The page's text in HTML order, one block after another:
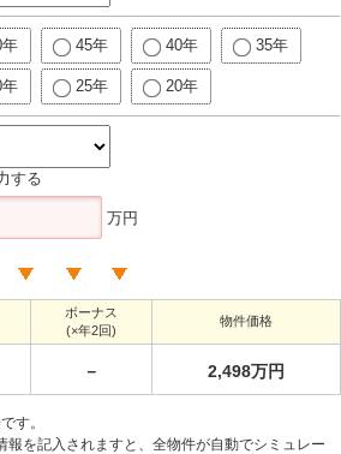
45年 40年 35年
25年 20年
する
万円
ボーナス
(×年2回)
物件価格
－ 2,498万円
す。
報を記入されますと、全物件が自動でシミュレー